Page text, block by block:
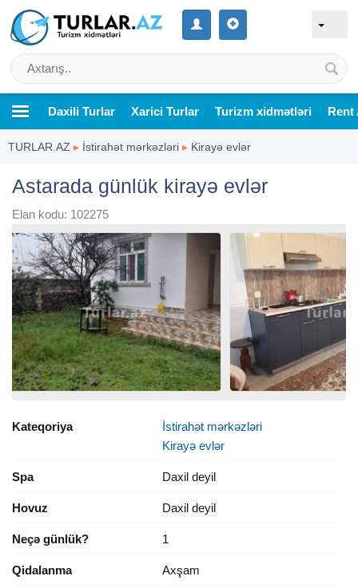
Daxili Turlar Xarici Turlar Turizm xidmətləri Rent
TURLAR.AZ ▸ İstirahət mərkəzləri ▸ Kirayə evlər
Astarada günlük kirayə evlər
Elan kodu: 102275
Kateqoriya
İstirahət mərkəzləri
Kirayə evlər
Spa Daxil deyil
Hovuz Daxil deyil
Neçə günlük? 1
Qidalanma Axşam